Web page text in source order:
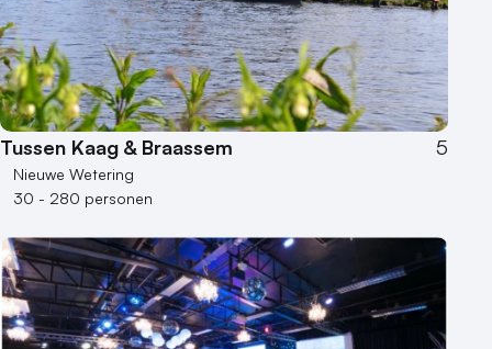
Tussen Kaag & Braassem 5
Nieuwe Wetering
30 - 280 personen